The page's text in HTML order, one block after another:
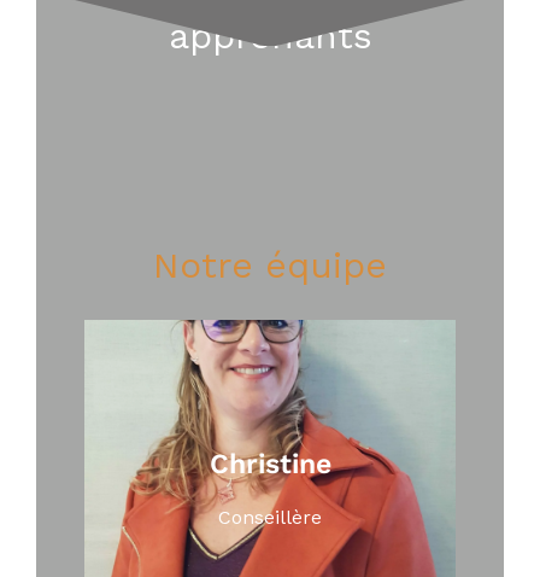
apprenants
Notre équipe
Christine
Conseillère